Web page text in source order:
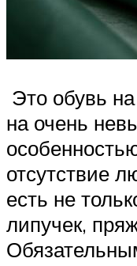
Это обувь
на очень
отсутствие
есть не
липучек,